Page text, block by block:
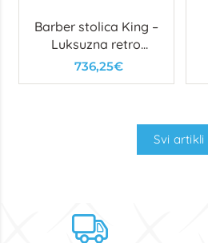
Barber stolica King –
Luksuzna retro
stolica s čeličnim
736,25€
Svi artikli